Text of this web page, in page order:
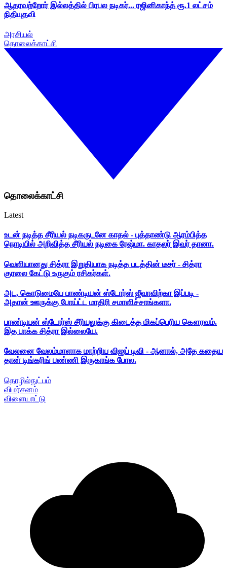
ஆதரவற்றோர் இல்லத்தில் பிரபல நடிகர்... ரஜினிகாந்த் ரூ.1 லட்சம்
நிதியுதவி
அரசியல்
தொலைக்காட்சி
தொலைக்காட்சி
Latest
உடன் நடித்த சீரியல் நடிகருடனே காதல் - புத்தாண்டு ஆரம்பித்த
நொடியில் அறிவித்த சீரியல் நடிகை ரேஷ்மா. காதலர் இவர் தானா.
வெளியானது சித்ரா இறுதியாக நடித்த படத்தின் டீசர் - சித்ரா
குரலை கேட்டு உருகும் ரசிகர்கள்.
அட, கொடுமையே பாண்டியன் ஸ்டோர்ஸ் ஜீவாவிற்கா இப்படி -
அதான் ஊருக்கு போய்ட்ட மாதிரி சமாளிச்சாங்களா.
பாண்டியன் ஸ்டோர்ஸ் சீரியலுக்கு கிடைத்த மிகப்பெரிய கௌரவம்.
இத பாக்க சித்ரா இல்லையே.
வேலனை வேலம்மாளாக மாற்றிய விஜய் டிவி - ஆனால், அதே கதைய
தான் டிங்கரிங் பண்ணி இருகாங்க போல.
தொழில்நுட்பம்
விமர்சனம்
விளையாட்டு